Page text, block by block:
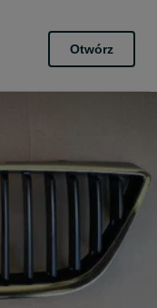
Otwórz